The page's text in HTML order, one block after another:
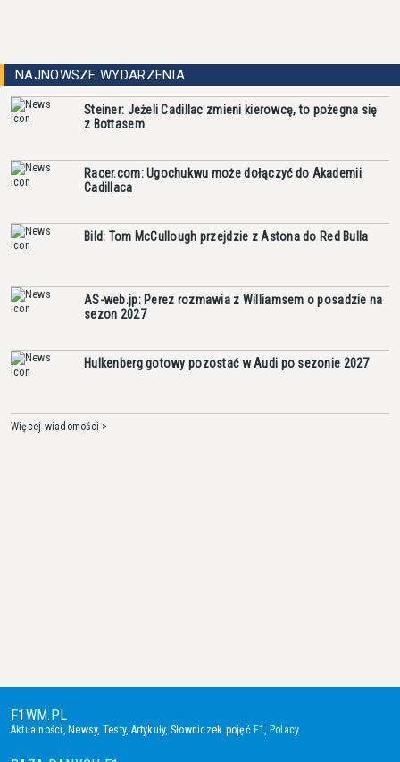
NAJNOWSZE WYDARZENIA
Steiner: Jeżeli Cadillac zmieni kierowcę, to pożegna się
z Bottasem
Racer.com: Ugochukwu może dołączyć do Akademii
Cadillaca
Bild: Tom McCullough przejdzie z Astona do Red Bulla
AS-web.jp: Perez rozmawia z Williamsem o posadzie na
sezon 2027
Hulkenberg gotowy pozostać w Audi po sezonie 2027
Więcej wiadomości >
F1WM.PL
Aktualności, Newsy, Testy, Artykuły, Słowniczek pojęć F1, Polacy